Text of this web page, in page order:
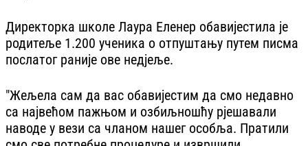
Директорка школе Лаура Еленер обавијестила је
родитеље 1.200 ученика о отпуштању путем писма
послатог раније ове недјеље.
"Жељела сам да вас обавијестим да смо недавно
са највећом пажњом и озбиљношћу рјешавали
наводе у вези са чланом нашег особља. Пратили